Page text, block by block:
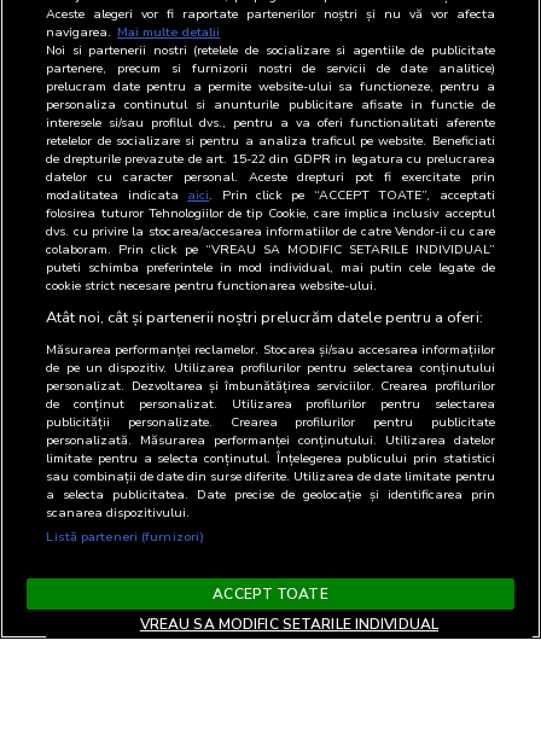
Goga
General
433.337
OOH
Daniela
Goga
Director
General
0359-
433.337
Department
Department
chief
Position Email Phone
Departament
Media
Alexandra
Borod
Sef
departament
0359-
433.337
Departament
Vanzari
Georgeta
Popa
Sef
departament
433.337
Aceste alegeri vor fi raportate partenerilor noștri și nu vă vor afecta
navigarea. Mai multe detalii
Noi si partenerii nostri (retelele de socializare si agentiile de publicitate
partenere, precum si furnizorii nostri de servicii de date analitice)
prelucram date pentru a permite website-ului sa functioneze, pentru a
personaliza continutul si anunturile publicitare afisate in functie de
interesele si/sau profilul dvs., pentru a va oferi functionalitati aferente
retelelor de socializare si pentru a analiza traficul pe website. Beneficiati
de drepturile prevazute de art. 15-22 din GDPR in legatura cu prelucrarea
datelor cu caracter personal. Aceste drepturi pot fi exercitate prin
modalitatea indicata aici. Prin click pe “ACCEPT TOATE”, acceptati
folosirea tuturor Tehnologiilor de tip Cookie, care implica inclusiv acceptul
dvs. cu privire la stocarea/accesarea informatiilor de catre Vendor-ii cu care
colaboram. Prin click pe “VREAU SA MODIFIC SETARILE INDIVIDUAL”
puteti schimba preferintele in mod individual, mai putin cele legate de
cookie strict necesare pentru functionarea website-ului.
Atât noi, cât și partenerii noștri prelucrăm datele pentru a oferi:
Măsurarea performanței reclamelor. Stocarea și/sau accesarea informațiilor
de pe un dispozitiv. Utilizarea profilurilor pentru selectarea conținutului
personalizat. Dezvoltarea și îmbunătățirea serviciilor. Crearea profilurilor
de conținut personalizat. Utilizarea profilurilor pentru selectarea
publicității personalizate. Crearea profilurilor pentru publicitate
personalizată. Măsurarea performanței conținutului. Utilizarea datelor
limitate pentru a selecta conținutul. Înțelegerea publicului prin statistici
sau combinații de date din surse diferite. Utilizarea de date limitate pentru
a selecta publicitatea. Date precise de geolocație și identificarea prin
scanarea dispozitivului.
Listă parteneri (furnizori)
ACCEPT TOATE
VREAU SA MODIFIC SETARILE INDIVIDUAL